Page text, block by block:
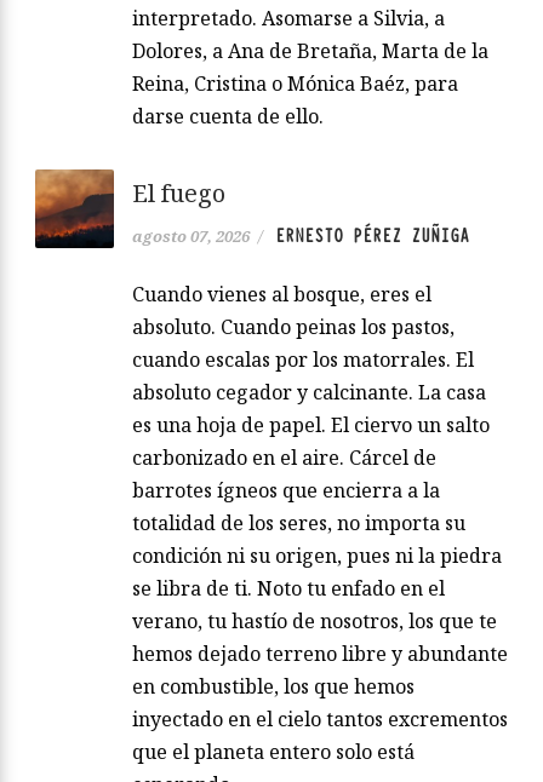
interpretado. Asomarse a Silvia, a
Dolores, a Ana de Bretaña, Marta de la
Reina, Cristina o Mónica Baéz, para
darse cuenta de ello.
El fuego
agosto 07, 2026 / ERNESTO PÉREZ ZUÑIGA
Cuando vienes al bosque, eres el
absoluto. Cuando peinas los pastos,
cuando escalas por los matorrales. El
absoluto cegador y calcinante. La casa
es una hoja de papel. El ciervo un salto
carbonizado en el aire. Cárcel de
barrotes ígneos que encierra a la
totalidad de los seres, no importa su
condición ni su origen, pues ni la piedra
se libra de ti. Noto tu enfado en el
verano, tu hastío de nosotros, los que te
hemos dejado terreno libre y abundante
en combustible, los que hemos
inyectado en el cielo tantos excrementos
que el planeta entero solo está